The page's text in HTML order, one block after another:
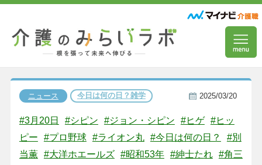
ニュース 今日は何の日？雑学 2025/03/20
#3月20日 #シピン #ジョン・シピン #ヒゲ #ヒッ
ピー
#プロ野球 #ライオン丸 #今日は何の日？
#別
当薫 #大洋ホエールズ #昭和53年 #紳士たれ #角三